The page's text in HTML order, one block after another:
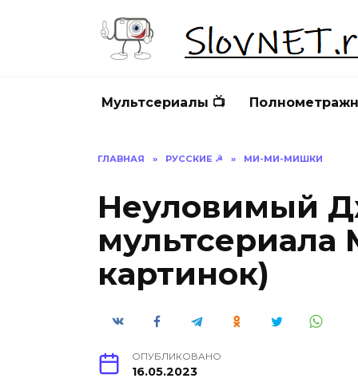
Мультсериалы 📺
ГЛАВНАЯ » РУССКИЕ ☭ » МИ-МИ-МИШКИ
Неуловимый
картинок)
ОПУБЛИКОВАНО
16.05.2023